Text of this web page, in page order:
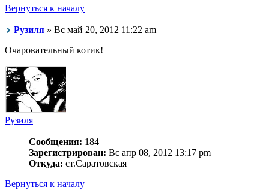
Вернуться к началу
Рузиля » Вс май 20, 2012 11:22 am
Очаровательный котик!
Рузиля
Сообщения: 184
Зарегистрирован: Вс апр 08, 2012 13:17 pm
Откуда: ст.Саратовская
Вернуться к началу